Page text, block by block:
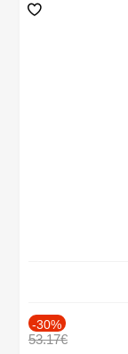
-30%
53.17€